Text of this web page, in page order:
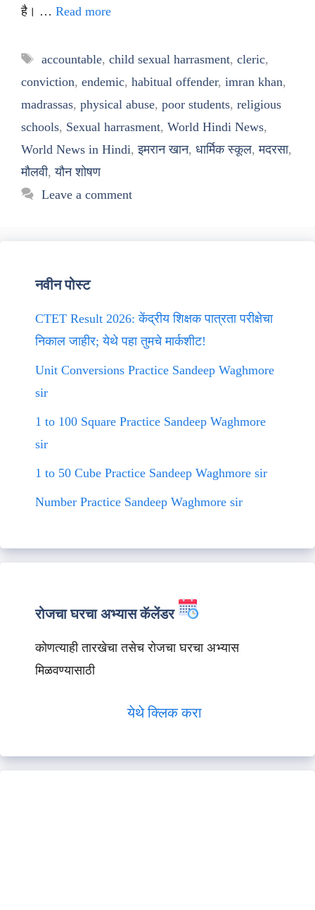
है। … Read more
Tags
accountable, child sexual harrasment, cleric,
conviction, endemic, habitual offender, imran khan,
madrassas, physical abuse, poor students, religious
schools, Sexual harrasment, World Hindi News,
World News in Hindi,इमरान खान, धार्मिक स्कूल,मदरसा,
मौलवी,यौन शोषण
Leave a comment
नवीन पोस्ट
CTET Result 2026: केंद्रीय शिक्षक पात्रता परीक्षेचा
निकाल जाहीर; येथे पहा तुमचे मार्कशीट!
Unit Conversions Practice Sandeep Waghmore
sir
1 to 100 Square Practice Sandeep Waghmore
sir
1 to 50 Cube Practice Sandeep Waghmore sir
Number Practice Sandeep Waghmore sir
रोजचा घरचा अभ्यास कॅलेंडर
कोणत्याही तारखेचा तसेच रोजचा घरचा अभ्यास
मिळवण्यासाठी
येथे क्लिक करा